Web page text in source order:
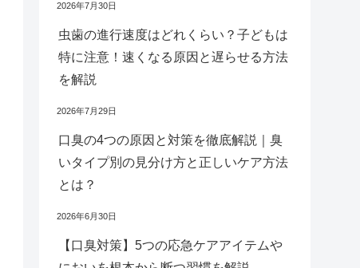
2026年7月30日
虫歯の進行速度はどれくらい？子どもは
特に注意！速くなる原因と遅らせる方法
を解説
2026年7月29日
口臭の4つの原因と対策を徹底解説｜臭
いタイプ別の見分け方と正しいケア方法
とは？
2026年6月30日
【口臭対策】5つの応急ケアアイテムや